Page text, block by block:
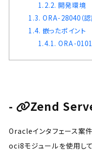
1.2.2. 開発環境
1.3. ORA-28040（認
1.4. 嵌ったポイント
1.4.1. ORA-
Zend
Oracleインタフェース案件
oci8モジュールを使用し